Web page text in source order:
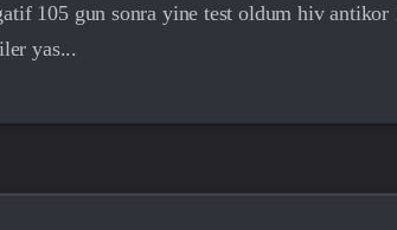
105 gun sonra yine test oldum hiv antikor
yas...